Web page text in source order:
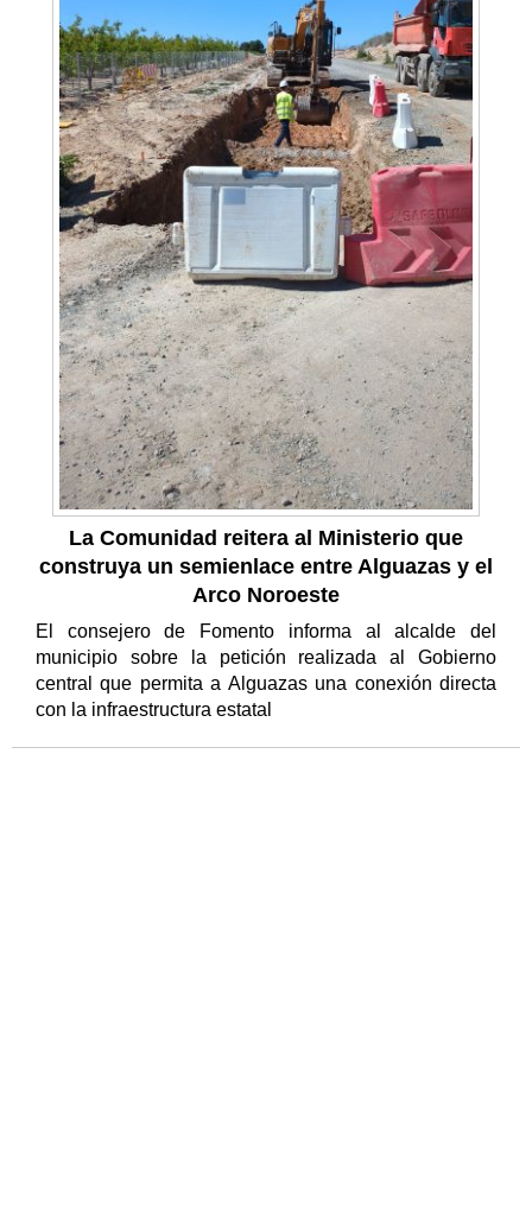
La Comunidad reitera al Ministerio que
construya un semienlace entre Alguazas y el
Arco Noroeste
El consejero de Fomento informa al alcalde del
municipio sobre la petición realizada al Gobierno
central que permita a Alguazas una conexión directa
con la infraestructura estatal